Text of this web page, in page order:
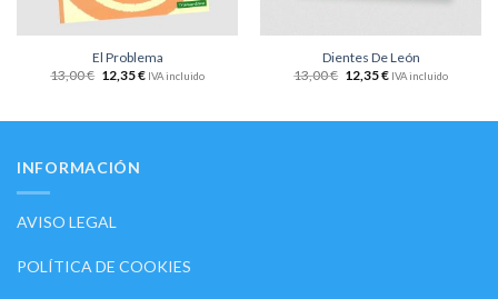
El Problema
13,00€ 12,35€ IVA incluido
Dientes De León
13,00€ 12,35€ IVA incluido
INFORMACIÓN
AVISO LEGAL
POLÍTICA DE COOKIES